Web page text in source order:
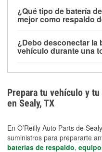
contar con un equipo de
cortes prolongados.
parte baja del
dañarse si se
días después de la
¿Qué tipo de batería
mejor como respaldo
para aplicaciones de
selladas, resistentes a
¿Debo desconectar la
vehículo durante una
los daños por
preparar opciones de
medidas de protección
Prepara tu vehículo y
en Sealy, TX
En O’Reilly Auto Parts de
suministros para prepararte
baterías de respaldo,